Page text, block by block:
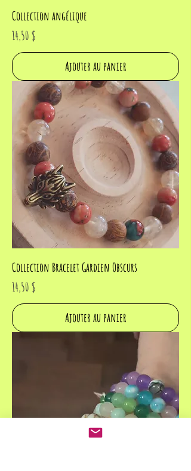
Collection angélique
Prix
14,50 $
Ajouter au panier
Collection Bracelet Gardien Obscurs
Prix
14,50 $
Ajouter au panier